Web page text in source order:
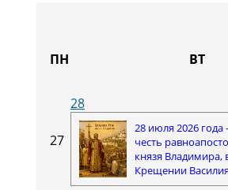
ПН ВТ
27
28
28 июля 2026 года
честь
князя Владимира,
Крещении Василия